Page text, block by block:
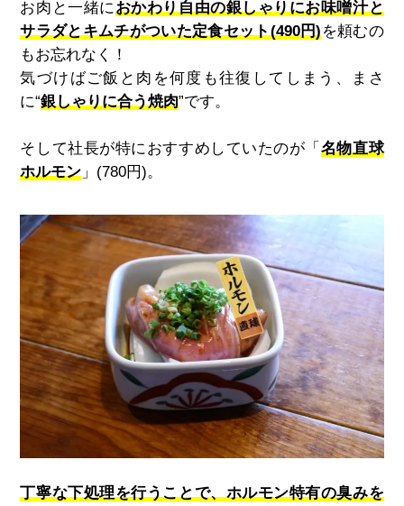
お肉と一緒に おかわり自由の銀しゃりにお味噌汁と
サラダとキムチがついた定食セット(490円) を頼むの
もお忘れなく！
気づけばご飯と肉を何度も往復してしまう、まさ
に“銀しゃりに合う焼肉”です。
そして社長が特におすすめしていたのが「 名物直球
ホルモン 」(780円)。
丁寧な下処理を行うことで、ホルモン特有の臭みを